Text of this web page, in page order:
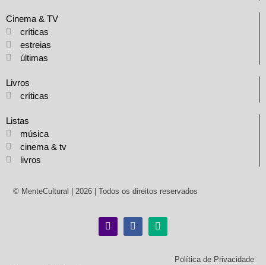
Cinema & TV
críticas
estreias
últimas
Livros
críticas
Listas
música
cinema & tv
livros
© MenteCultural | 2026 | Todos os direitos reservados
Política de Privacidade